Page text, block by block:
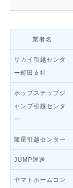
業者名
サカイ引越センタ
ー町田支社
ホップステップジ
ャンプ引越センタ
ー
隆星引越センター
JUMP運送
ヤマトホームコン